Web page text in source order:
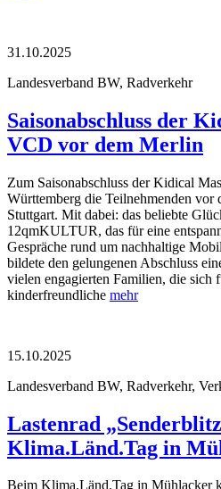
31.10.2025
Landesverband BW, Radverkehr
Saisonabschluss der
VCD vor dem Merlin
Zum Saisonabschluss der Kidical
Württemberg die Teilnehmenden
Stuttgart. Mit dabei: das beliebte
12qmKULTUR, das für eine
Gespräche rund um nachhaltige
bildete den gelungenen Abschluss
vielen engagierten Familien, die sich
kinderfreundliche mehr
15.10.2025
Landesverband BW, Radverkehr,
Lastenrad
Klima.Länd.Tag in
Beim Klima.Länd.Tag in Mühlacker